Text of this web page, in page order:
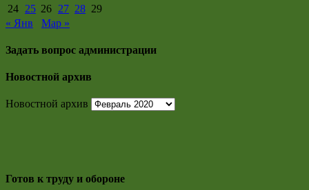
24 25 26 27 28 29
« Янв
Мар »
Задать вопрос администрации
Новостной архив
Новостной архив
Готов к труду и обороне